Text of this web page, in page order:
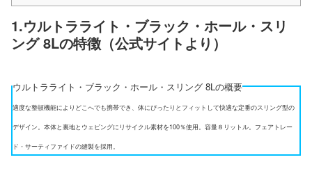
1.ウルトラライト・ブラック・ホール・スリ
ング 8Lの特徴（公式サイトより）
ウルトラライト・ブラック・ホール・スリング 8Lの概要
適度な整頓機能によりどこへでも携帯でき、体にぴったりとフィットして快適な定番のスリング型の
デザイン。本体と裏地とウェビングにリサイクル素材を100％使用。容量８リットル。フェアトレー
ド・サーティファイドの縫製を採用。